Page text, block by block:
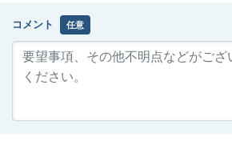
コメント 任意